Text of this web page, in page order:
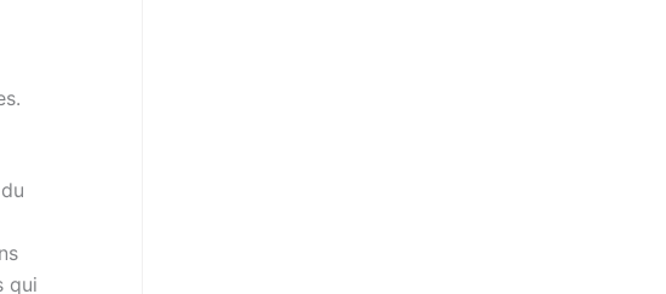
qui